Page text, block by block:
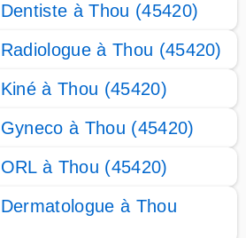
à Thou (45420)
à Thou (45420)
à Thou (45420)
à Thou (45420)
à Thou (45420)
à Thou